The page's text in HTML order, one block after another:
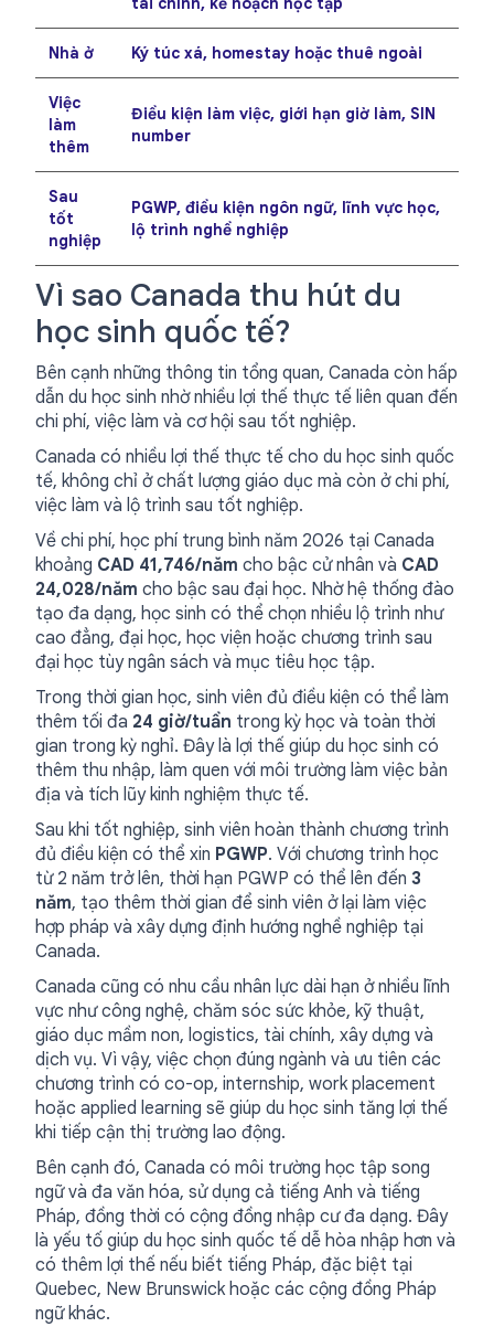
Nhà ở Ký túc xá, homestay hoặc thuê ngoài
Việc
làm
thêm
Điều kiện làm việc, giới hạn giờ làm, SIN
number
Sau
tốt
nghiệp
PGWP, điều kiện ngôn ngữ, lĩnh vực học,
lộ trình nghề nghiệp
Vì sao Canada thu hút du
học sinh quốc tế?
Bên cạnh những thông tin tổng quan, Canada còn hấp
dẫn du học sinh nhờ nhiều lợi thế thực tế liên quan đến
chi phí, việc làm và cơ hội sau tốt nghiệp.
Canada có nhiều lợi thế thực tế cho du học sinh quốc
tế, không chỉ ở chất lượng giáo dục mà còn ở chi phí,
việc làm và lộ trình sau tốt nghiệp.
Về chi phí, học phí trung bình năm 2026 tại Canada
khoảng CAD 41,746/năm cho bậc cử nhân và CAD
24,028/năm cho bậc sau đại học. Nhờ hệ thống đào
tạo đa dạng, học sinh có thể chọn nhiều lộ trình như
cao đẳng, đại học, học viện hoặc chương trình sau
đại học tùy ngân sách và mục tiêu học tập.
Trong thời gian học, sinh viên đủ điều kiện có thể làm
thêm tối đa 24 giờ/tuần trong kỳ học và toàn thời
gian trong kỳ nghỉ. Đây là lợi thế giúp du học sinh có
thêm thu nhập, làm quen với môi trường làm việc bản
địa và tích lũy kinh nghiệm thực tế.
Sau khi tốt nghiệp, sinh viên hoàn thành chương trình
đủ điều kiện có thể xin PGWP. Với chương trình học
từ 2 năm trở lên, thời hạn PGWP có thể lên đến 3
năm, tạo thêm thời gian để sinh viên ở lại làm việc
hợp pháp và xây dựng định hướng nghề nghiệp tại
Canada.
Canada cũng có nhu cầu nhân lực dài hạn ở nhiều lĩnh
vực như công nghệ, chăm sóc sức khỏe, kỹ thuật,
giáo dục mầm non, logistics, tài chính, xây dựng và
dịch vụ. Vì vậy, việc chọn đúng ngành và ưu tiên các
chương trình có co-op, internship, work placement
hoặc applied learning sẽ giúp du học sinh tăng lợi thế
khi tiếp cận thị trường lao động.
Bên cạnh đó, Canada có môi trường học tập song
ngữ và đa văn hóa, sử dụng cả tiếng Anh và tiếng
Pháp, đồng thời có cộng đồng nhập cư đa dạng. Đây
là yếu tố giúp du học sinh quốc tế dễ hòa nhập hơn và
có thêm lợi thế nếu biết tiếng Pháp, đặc biệt tại
Quebec, New Brunswick hoặc các cộng đồng Pháp
ngữ khác.